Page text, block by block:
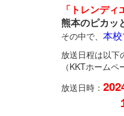
「トレンディ
熊本のピカッ
その中で、 本
放送日程は以下
（KKTホームペ
放送日時：
１４時